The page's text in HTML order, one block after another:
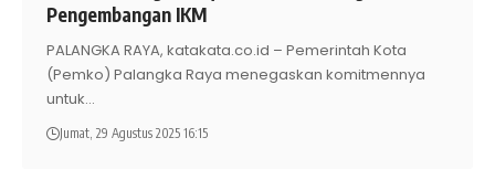
Pengembangan IKM
PALANGKA RAYA, katakata.co.id – Pemerintah Kota
(Pemko) Palangka Raya menegaskan komitmennya
untuk…
Jumat, 29 Agustus 2025 16:15